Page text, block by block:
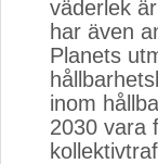
väderlek
har även
Planets
inom
2030 vara